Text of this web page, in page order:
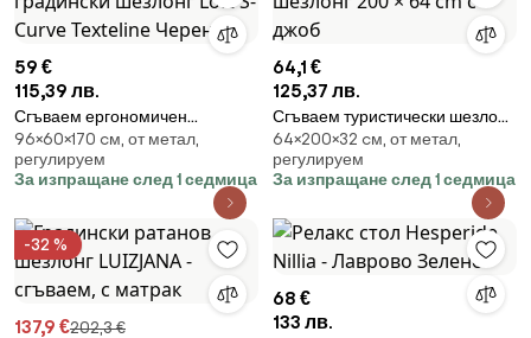
59 €
115,39 лв.
Сгъваем ергономичен
градински шезлонг Loft S-
Curve Texteline Черен
96×60×170 cм, от метал,
регулируем
За изпращане след 1 седмица
64,1 €
125,37 лв.
Сгъваем туристически шезлонг
200 × 64 cm с джоб
64×200×32 cм, от метал,
регулируем
За изпращане след 1 седмица
-32 %
137,9 €202,3 €
68 €
133 лв.